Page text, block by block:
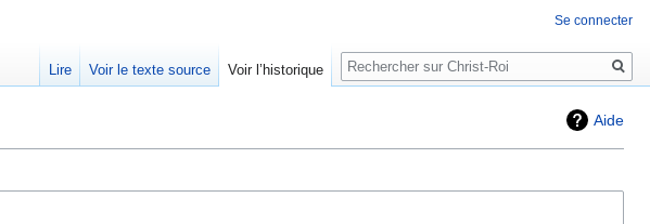
Aide
Se connecter
Lire Voir le texte source Voir l’historique
Rechercher